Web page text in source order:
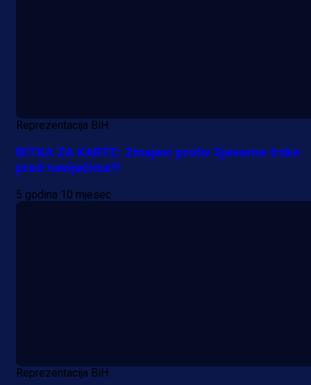
Reprezentacija BiH
BITKA ZA KARTE: Zmajevi protiv Sjeverne Irske
pred navijačima?!
5 godina 10 mjesec
Reprezentacija BiH